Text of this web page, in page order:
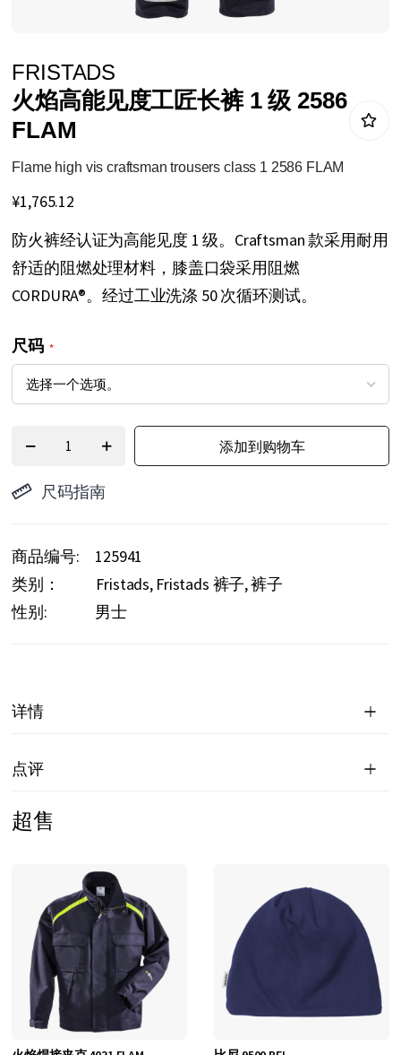
转
到
图
像
库
开
头
FRISTADS
火焰高能见度工匠长裤 1 级 2586
FLAM
Flame high vis craftsman trousers class 1 2586 FLAM
¥1,765.12
防火裤经认证为高能见度 1 级。Craftsman 款采用耐用
舒适的阻燃处理材料，膝盖口袋采用阻燃
CORDURA®。经过工业洗涤 50 次循环测试。
尺码
添加到购物车
尺码指南
商品编号
125941
类别：
Fristads Fristads 裤子 裤子
性别:
男士
详情
点评
超售